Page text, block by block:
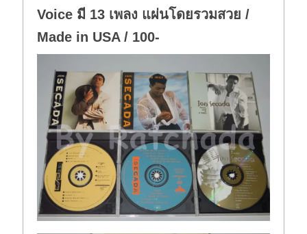
Voice มี 13 เพลง แผ่นโดยรวมสวย /
Made in USA / 100-